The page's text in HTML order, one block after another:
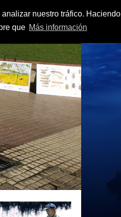
nuestro tráfico. Haciendo
que Más información
DOCUMENTOS
ENLACES